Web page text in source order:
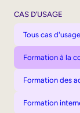
CAS D’USAGE
Tous cas d'usage
Formation à la
Formation des
Formation